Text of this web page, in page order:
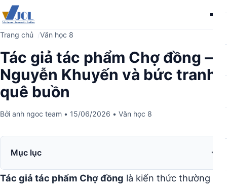
Trang chủ Văn học 8
Tác giả tác phẩm Chợ đồng —
Nguyễn Khuyến và bức tranh
quê buồn
Bởi anh ngoc team • 15/06/2026 • Văn học 8
Mục lục
Tác giả tác phẩm Chợ đồng là kiến thức thường